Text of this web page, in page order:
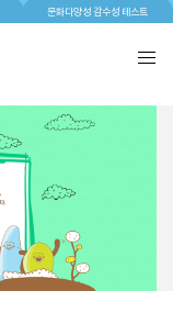
문화다양성 감수성 테스트